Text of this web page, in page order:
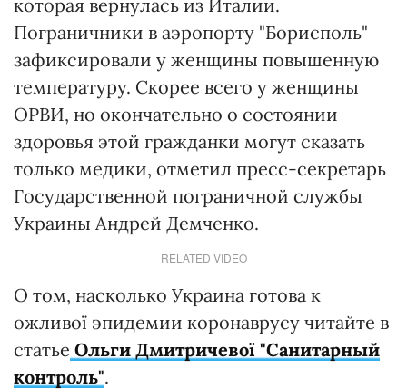
которая вернулась из Италии.
Пограничники в аэропорту "Борисполь"
зафиксировали у женщины повышенную
температуру. Скорее всего у женщины
ОРВИ, но окончательно о состоянии
здоровья этой гражданки могут сказать
только медики, отметил пресс-секретарь
Государственной пограничной службы
Украины Андрей Демченко.
RELATED VIDEO
О том, насколько Украина готова к
ожливої эпидемии коронаврусу читайте в
статье Ольги Дмитричевої "Санитарный
контроль".